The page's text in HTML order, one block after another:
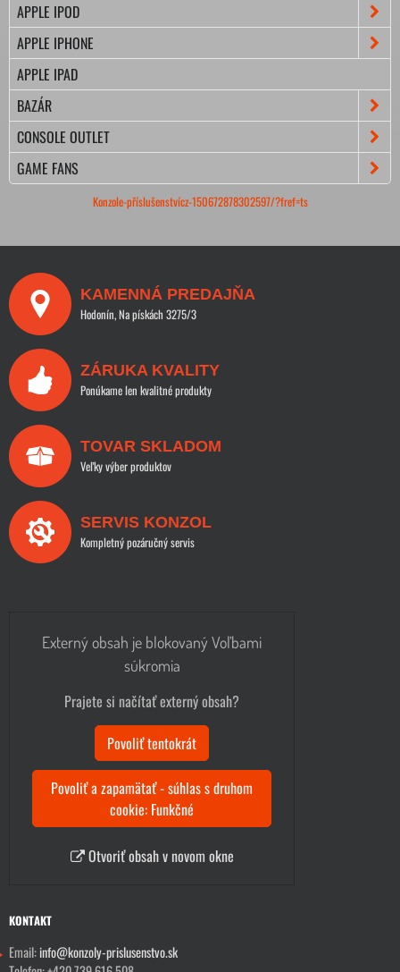
APPLE IPOD
APPLE IPHONE
APPLE IPAD
BAZÁR
CONSOLE OUTLET
GAME FANS
Konzole-příslušenstvícz-150672878302597/?fref=ts
KAMENNÁ PREDAJŇA
Hodonín, Na pískách 3275/3
ZÁRUKA KVALITY
Ponúkame len kvalitné produkty
TOVAR SKLADOM
Veľky výber produktov
SERVIS KONZOL
Kompletný pozáručný servis
Externý obsah je blokovaný Voľbami
súkromia
Prajete si načítať externý obsah?
Povoliť tentokrát
Povoliť a zapamätať - súhlas s druhom
cookie: Funkčné
Otvoriť obsah v novom okne
KONTAKT
Email:info@konzoly-prislusenstvo.sk